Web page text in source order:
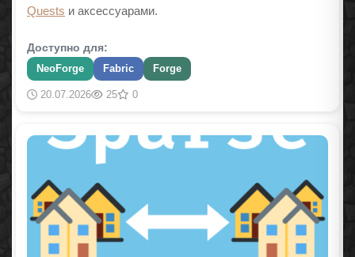
Quests и аксессуарами.
Доступно для:
NeoForge Fabric Forge
20.07.2026 25 0